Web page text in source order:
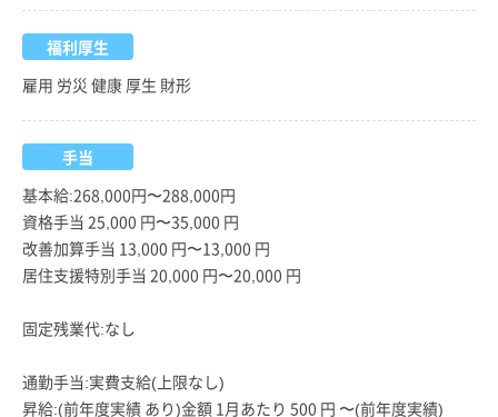
福利厚生
雇用 労災 健康 厚生 財形
手当
基本給:268,000円〜288,000円
資格手当 25,000 円〜35,000 円
改善加算手当 13,000 円〜13,000 円
居住支援特別手当 20,000 円〜20,000 円
固定残業代:なし
通勤手当:実費支給(上限なし)
昇給:(前年度実績 あり)金額 1月あたり 500 円 〜(前年度実績)